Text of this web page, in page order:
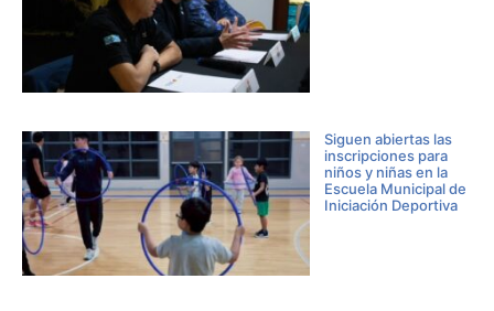
Siguen abiertas las
inscripciones para
niños y niñas en la
Escuela Municipal de
Iniciación Deportiva